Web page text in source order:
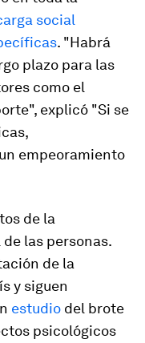
social
. "Habrá
plazo para las
como el
explicó "Si se
empeoramiento
de la
las personas.
de la
y siguen
estudio del brote
psicológicos